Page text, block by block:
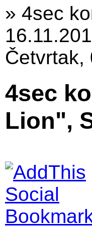
» 4sec
Četvrtak,
4sec
Lion",